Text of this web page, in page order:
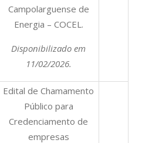
Campolarguense de
Energia – COCEL.
Disponibilizado em
11/02/2026.
Edital de Chamamento
Público para
Credenciamento de
empresas